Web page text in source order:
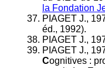
la Fondation
PIAGET J.,
éd., 1992).
PIAGET J.,
PIAGET J.,
Cognitives :